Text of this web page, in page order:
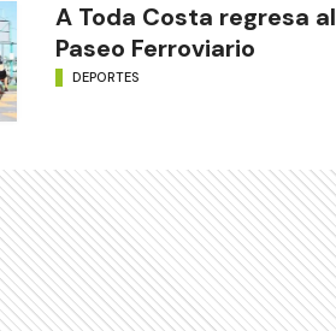
A Toda Costa regresa al
Paseo Ferroviario
DEPORTES